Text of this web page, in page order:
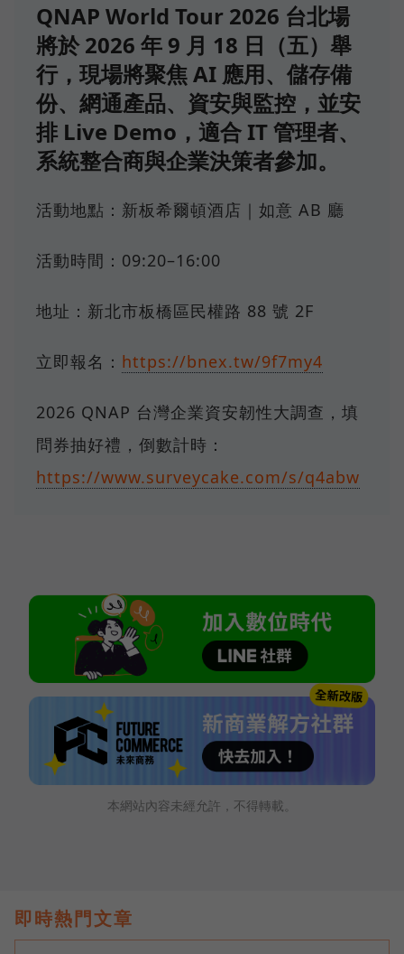
QNAP World Tour 2026 台北場
將於 2026 年 9 月 18 日（五）舉
行，現場將聚焦 AI 應用、儲存備
份、網通產品、資安與監控，並安
排 Live Demo，適合 IT 管理者、
系統整合商與企業決策者參加。
活動地點：新板希爾頓酒店｜如意 AB 廳
活動時間：09:20–16:00
地址：新北市板橋區民權路 88 號 2F
立即報名： https://bnex.tw/9f7my4
2026 QNAP 台灣企業資安韌性大調查，填
問券抽好禮，倒數計時：
https://www.surveycake.com/s/q4abw
本網站內容未經允許，不得轉載。
即時熱門文章